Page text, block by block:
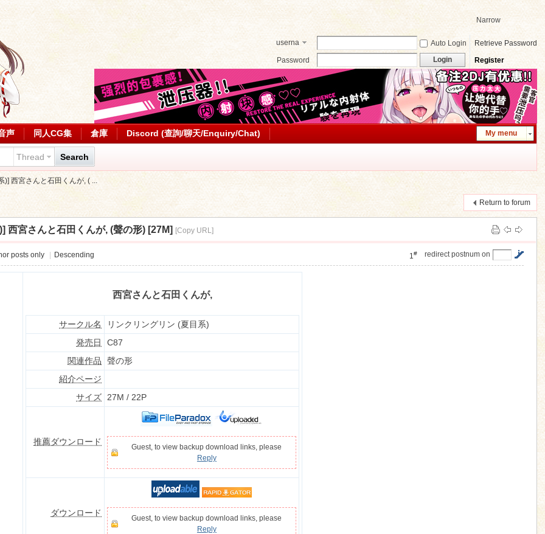
Narrow
userna
Auto Login
Retrieve Password
Password
Login Register
My menu
声 同人CG集 倉庫 Discord (查詢/聊天/Enquiry/Chat)
Thread Search
)] 西宮さんと石田くんが, ( ...
Return to forum
西宮さんと石田くんが, (聲の形) [27M] [Copy URL]
redirect postnum on
1#
posts only Descending
西宮さんと石田くんが,
サークル名
リンクリングリン (夏目系)
発売日
C87
関連作品
聲の形
紹介ページ
サイズ
27M / 22P
推薦ダウンロード
Guest, to view backup download links, please
Reply
ダウンロード
Guest, to view backup download links, please
Reply